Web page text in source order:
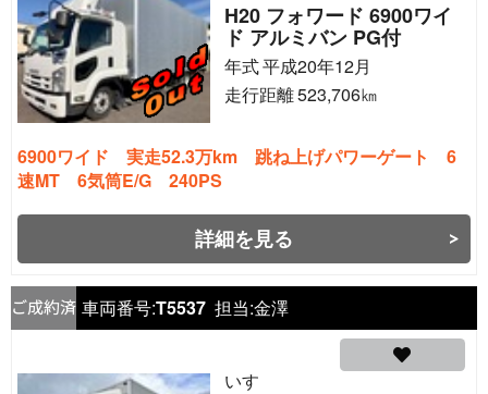
H20 フォワード 6900ワイ
ド アルミバン PG付
年式平成20年12月
走行距離523,706㎞
6900ワイド 実走52.3万km 跳ね上げパワーゲート 6
速MT 6気筒E/G 240PS
詳細を見る
車両番号:T5537 担当:金澤
いすゞ